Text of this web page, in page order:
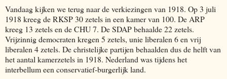
Vandaag kijken we terug naar de verkiezingen van 1918. Op 3 juli
1918 kreeg de RKSP 30 zetels in een kamer van 100. De ARP
kreeg 13 zetels en de CHU 7. De SDAP behaalde 22 zetels.
Vrijzinnig democraten kregen 5 zetels, unie liberalen 6 en vrij
liberalen 4 zetels. De christelijke partijen behaalden dus de helft van
het aantal kamerzetels in 1918. Nederland was tijdens het
interbellum een conservatief-burgerlijk land.